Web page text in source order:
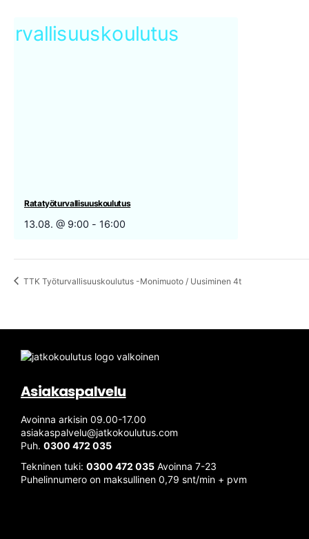
Ratatyöturvallisuuskoulutus
13.08. @ 9:00 - 16:00
TTK Työturvallisuuskoulutus -Monimuoto / Uusiminen 4t
Asiakaspalvelu
Avoinna arkisin 09.00-17.00
asiakaspalvelu@jatkokoulutus.com
Puh. 0300 472 035
Tekninen tuki: 0300 472 035 Avoinna 7-23
Puhelinnumero on maksullinen 0,79 snt/min + pvm